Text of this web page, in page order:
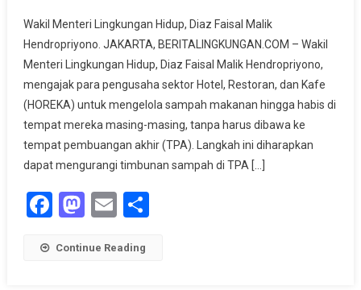
LH
Dorong
Pengelolaan
Sampah
Makanan
Di
Sektor
HOREKA,
Wakil Menteri Lingkungan Hidup, Diaz Faisal Malik
Hendropriyono. JAKARTA, BERITALINGKUNGAN.COM – Wakil
Menteri Lingkungan Hidup, Diaz Faisal Malik Hendropriyono,
mengajak para pengusaha sektor Hotel, Restoran, dan Kafe
(HOREKA) untuk mengelola sampah makanan hingga habis di
tempat mereka masing-masing, tanpa harus dibawa ke
tempat pembuangan akhir (TPA). Langkah ini diharapkan
dapat mengurangi timbunan sampah di TPA […]
Facebook
Mastodon
EmailShare
Continue Reading